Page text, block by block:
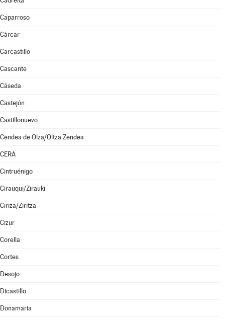
Caparroso
Cárcar
Carcastillo
Cascante
Cáseda
Castejón
Castillonuevo
Cendea de Olza/Oltza Zendea
CERA
Cintruénigo
Cirauqui/Zirauki
Ciriza/Ziritza
Cizur
Corella
Cortes
Desojo
Dicastillo
Donamaria